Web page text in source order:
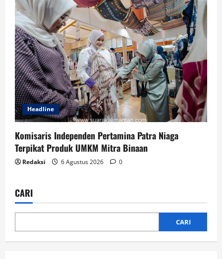
Headline
Komisaris Independen Pertamina Patra Niaga
Terpikat Produk UMKM Mitra Binaan
Redaksi 6 Agustus 2026 0
CARI
CARI